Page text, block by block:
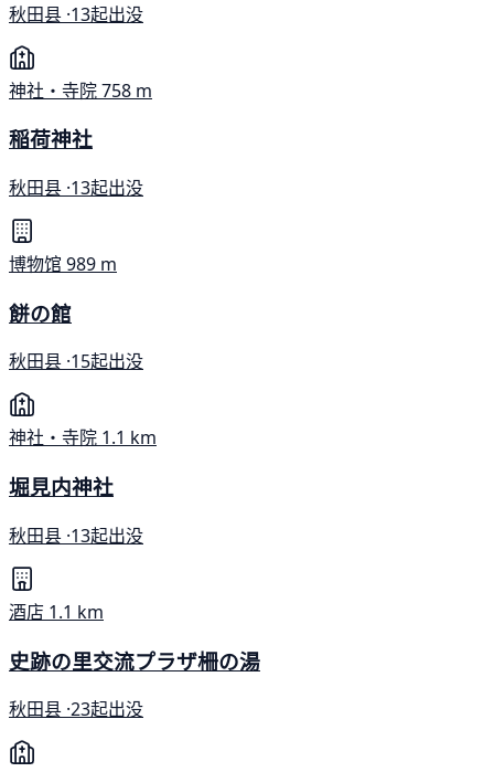
秋田县 ·13起出没
神社・寺院758 m
稲荷神社
秋田县 ·13起出没
博物馆 989 m
餅の館
秋田县 ·15起出没
神社・寺院 1.1 km
堀見内神社
秋田县 ·13起出没
酒店 1.1 km
史跡の里交流プラザ柵の湯
秋田县 ·23起出没